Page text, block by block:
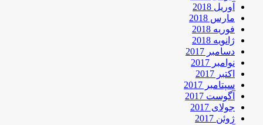
آوریل 2018
مارس 2018
فوریه 2018
ژانویه 2018
دسامبر 2017
نوامبر 2017
اکتبر 2017
سپتامبر 2017
آگوست 2017
جولای 2017
ژوئن 2017